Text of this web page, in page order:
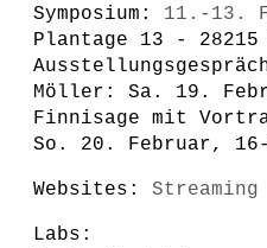
Symposium: 11.-13.
Plantage 13 - 28215
Möller: Sa. 19.
Finnisage mit
So. 20. Februar, 16-
Websites: Streaming
Labs: